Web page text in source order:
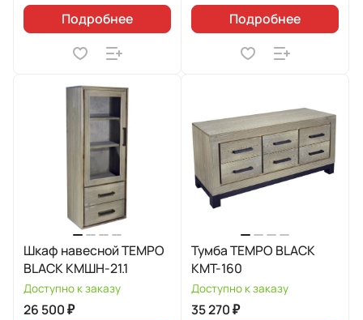
Подробнее
Подробнее
Шкаф навесной TEMPO
BLACK КМШН-21.1
Доступно к заказу
26 500 ₽
Тумба TEMPO BLACK
КМТ-160
Доступно к заказу
35 270 ₽